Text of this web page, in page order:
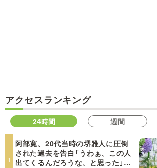
アクセスランキング
24時間 週間
阿部寛、20代当時の堺雅人に圧倒
された過去を告白「うわぁ、この人
出てくるんだろうな、と思った」